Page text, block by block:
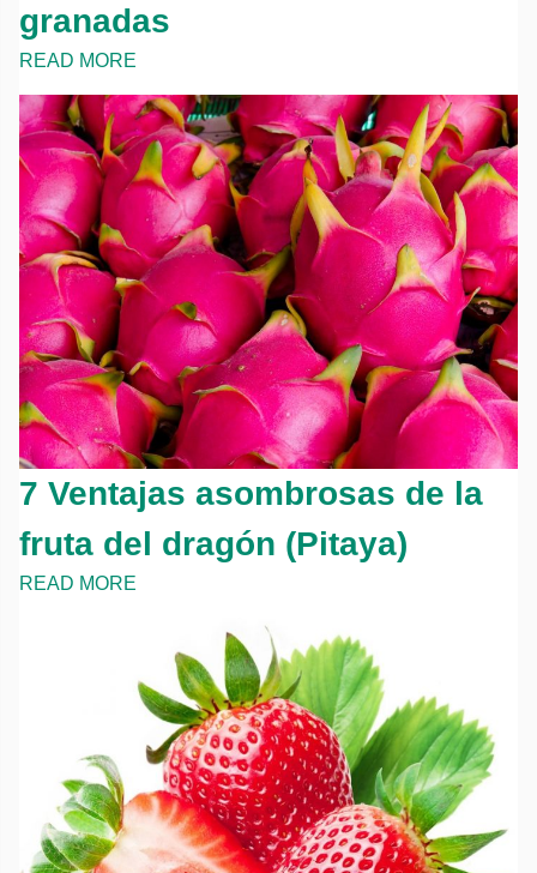
granadas
READ MORE
7 Ventajas asombrosas de la
fruta del dragón (Pitaya)
READ MORE